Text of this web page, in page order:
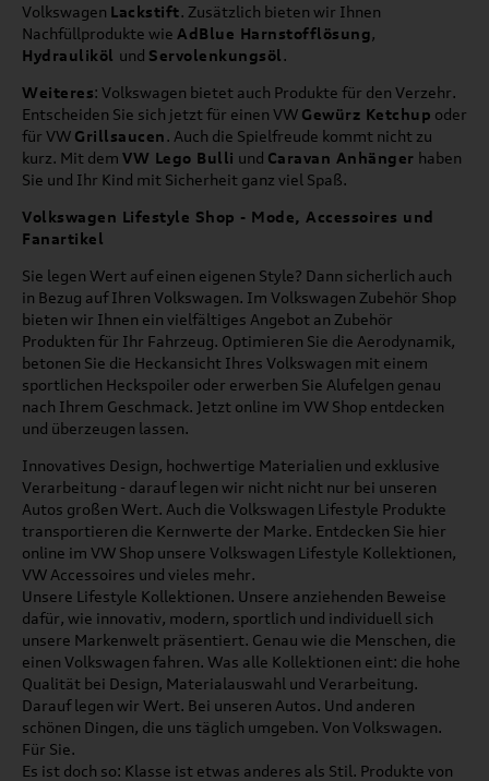
Volkswagen Lackstift. Zusätzlich bieten wir Ihnen
Nachfüllprodukte wie AdBlue Harnstofflösung,
Hydrauliköl und Servolenkungsöl.
Weiteres: Volkswagen bietet auch Produkte für den Verzehr.
Entscheiden Sie sich jetzt für einen VW Gewürz Ketchup oder
für VW Grillsaucen. Auch die Spielfreude kommt nicht zu
kurz. Mit dem VW Lego Bulli und Caravan Anhänger haben
Sie und Ihr Kind mit Sicherheit ganz viel Spaß.
Volkswagen Lifestyle Shop - Mode, Accessoires und
Fanartikel
Sie legen Wert auf einen eigenen Style? Dann sicherlich auch
in Bezug auf Ihren Volkswagen. Im Volkswagen Zubehör Shop
bieten wir Ihnen ein vielfältiges Angebot an Zubehör
Produkten für Ihr Fahrzeug. Optimieren Sie die Aerodynamik,
betonen Sie die Heckansicht Ihres Volkswagen mit einem
sportlichen Heckspoiler oder erwerben Sie Alufelgen genau
nach Ihrem Geschmack. Jetzt online im VW Shop entdecken
und überzeugen lassen.
Innovatives Design, hochwertige Materialien und exklusive
Verarbeitung - darauf legen wir nicht nicht nur bei unseren
Autos großen Wert. Auch die Volkswagen Lifestyle Produkte
transportieren die Kernwerte der Marke. Entdecken Sie hier
online im VW Shop unsere Volkswagen Lifestyle Kollektionen,
VW Accessoires und vieles mehr.
Unsere Lifestyle Kollektionen. Unsere anziehenden Beweise
dafür, wie innovativ, modern, sportlich und individuell sich
unsere Markenwelt präsentiert. Genau wie die Menschen, die
einen Volkswagen fahren. Was alle Kollektionen eint: die hohe
Qualität bei Design, Materialauswahl und Verarbeitung.
Darauf legen wir Wert. Bei unseren Autos. Und anderen
schönen Dingen, die uns täglich umgeben. Von Volkswagen.
Für Sie.
Es ist doch so: Klasse ist etwas anderes als Stil. Produkte von